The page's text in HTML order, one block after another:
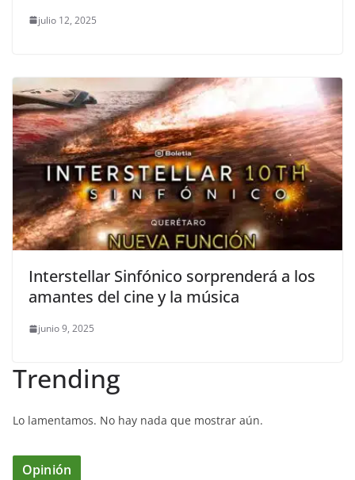
julio 12, 2025
Interstellar Sinfónico sorprenderá a los
amantes del cine y la música
junio 9, 2025
Trending
Lo lamentamos. No hay nada que mostrar aún.
Opinión